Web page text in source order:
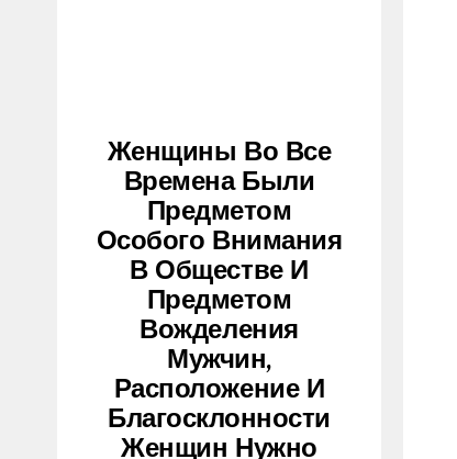
Женщины Во Все
Времена Были
Предметом
Особого Внимания
В Обществе И
Предметом
Вожделения
Мужчин,
Расположение И
Благосклонности